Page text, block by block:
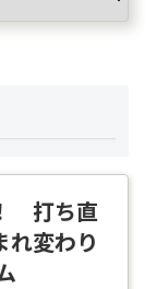
打ち直
れ変わり